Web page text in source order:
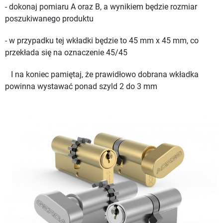
- dokonaj pomiaru A oraz B, a wynikiem będzie rozmiar
poszukiwanego produktu
- w przypadku tej wkładki będzie to 45 mm x 45 mm, co
przekłada się na oznaczenie 45/45
I na koniec pamiętaj, że prawidłowo dobrana wkładka
powinna wystawać ponad szyld 2 do 3 mm